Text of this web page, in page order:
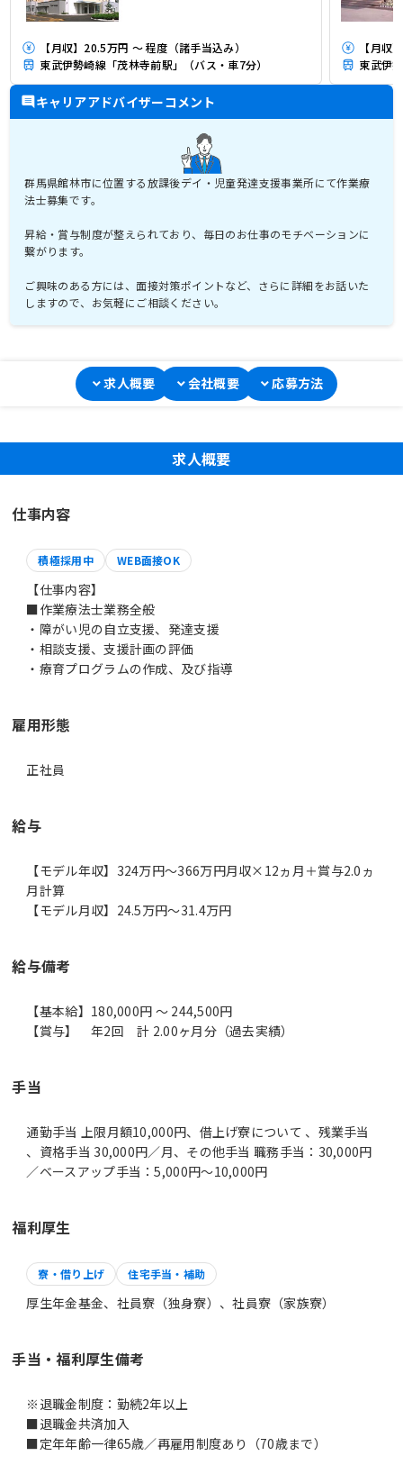
【月収】20.5万円 ～ 程度（諸手当込み）
東武伊勢崎線「茂林寺前駅」（バス・車7分）
【月収
東武伊
キャリアアドバイザーコメント
群馬県館林市に位置する放課後デイ・児童発達支援事業所にて作業療
法士募集です。
昇給・賞与制度が整えられており、毎日のお仕事のモチベーションに
繋がります。
ご興味のある方には、面接対策ポイントなど、さらに詳細をお話いた
しますので、お気軽にご相談ください。
求人概要 会社概要 応募方法
求人概要
仕事内容
積極採用中 WEB面接OK
【仕事内容】
■作業療法士業務全般
・障がい児の自立支援、発達支援
・相談支援、支援計画の評価
・療育プログラムの作成、及び指導
雇用形態
正社員
給与
【モデル年収】324万円〜366万円月収×12ヵ月＋賞与2.0ヵ
月計算
【モデル月収】24.5万円〜31.4万円
給与備考
【基本給】180,000円 ～ 244,500円
【賞与】 年2回 計 2.00ヶ月分（過去実績）
手当
通勤手当 上限月額10,000円、借上げ寮について 、残業手当
、資格手当 30,000円／月、その他手当 職務手当：30,000円
／ベースアップ手当：5,000円～10,000円
福利厚生
寮・借り上げ 住宅手当・補助
厚生年金基金、社員寮（独身寮）、社員寮（家族寮）
手当・福利厚生備考
※退職金制度：勤続2年以上
■退職金共済加入
■定年年齢一律65歳／再雇用制度あり（70歳まで）